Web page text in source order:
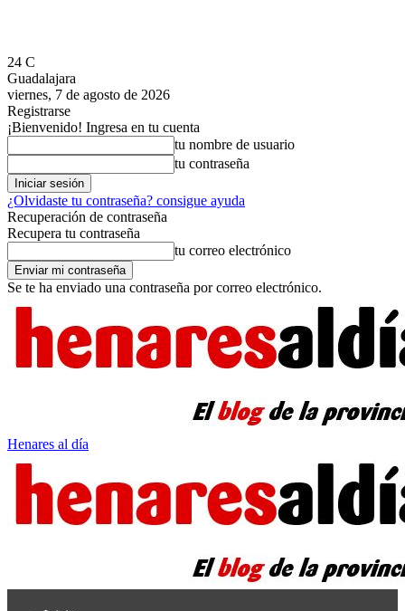
24 C
Guadalajara
viernes, 7 de agosto de 2026
Registrarse
¡Bienvenido! Ingresa en tu cuenta
tu nombre de usuario
tu contraseña
¿Olvidaste tu contraseña? consigue ayuda
Recuperación de contraseña
Recupera tu contraseña
tu correo electrónico
Se te ha enviado una contraseña por correo electrónico.
Henares al día